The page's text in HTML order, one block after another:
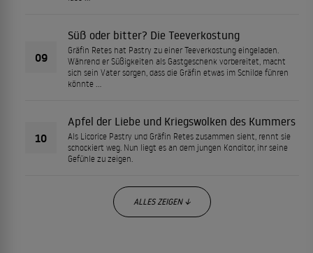
09
Süß oder bitter? Die Teeverkostung
Gräfin Retes hat Pastry zu einer Teeverkostung eingeladen.
Während er Süßigkeiten als Gastgeschenk vorbereitet, macht
sich sein Vater sorgen, dass die Gräfin etwas im Schilde führen
könnte …
10
Apfel der Liebe und Kriegswolken des Kummers
Als Licorice Pastry und Gräfin Retes zusammen sieht, rennt sie
schockiert weg. Nun liegt es an dem jungen Konditor, ihr seine
Gefühle zu zeigen.
ALLES ZEIGEN ↓